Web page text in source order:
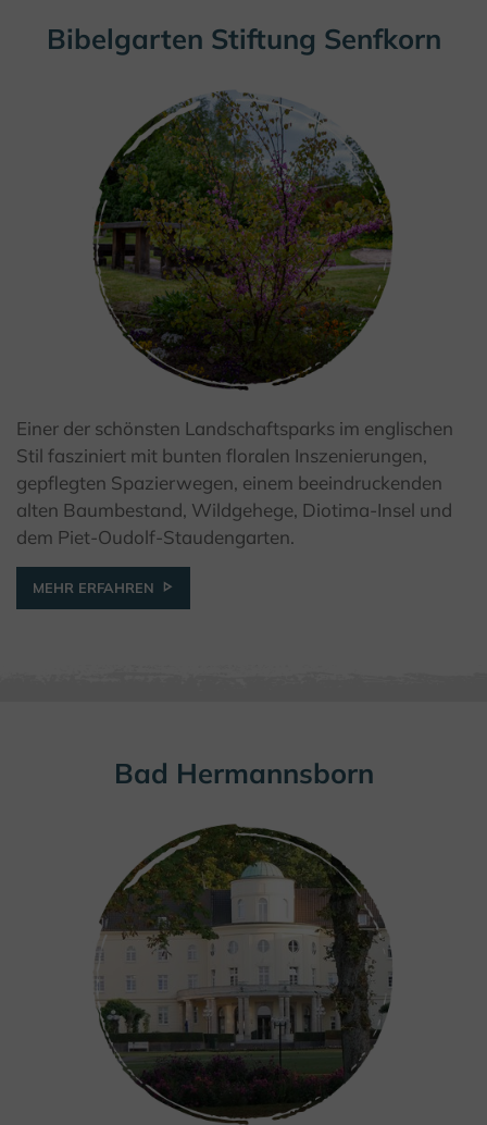
Bibelgarten Stiftung Senfkorn
© R. Mikosch
Einer der schönsten Landschaftsparks im englischen
Stil fasziniert mit bunten floralen Inszenierungen,
gepflegten Spazierwegen, einem beeindruckenden
alten Baumbestand, Wildgehege, Diotima-Insel und
dem Piet-Oudolf-Staudengarten.
MEHR ERFAHREN
Bad Hermannsborn